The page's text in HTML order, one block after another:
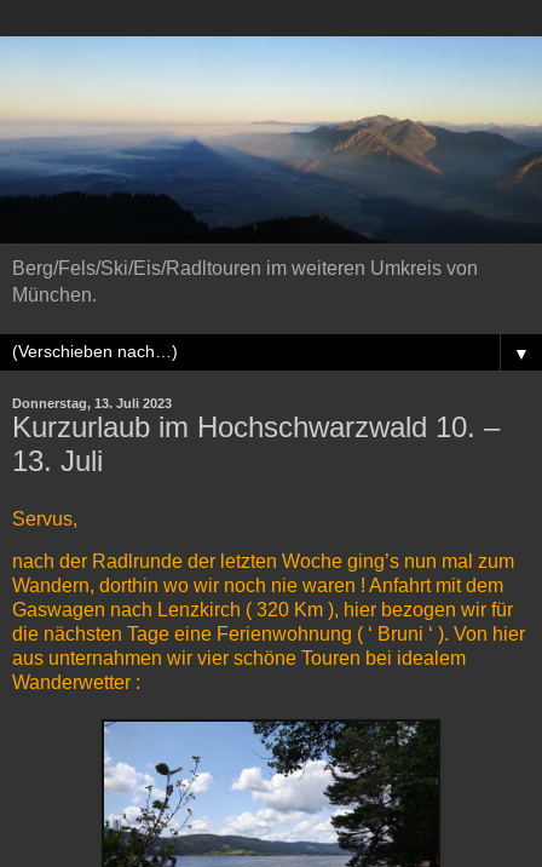
Berg/Fels/Ski/Eis/Radltouren im weiteren Umkreis von
München.
▼
Donnerstag, 13. Juli 2023
Kurzurlaub im Hochschwarzwald 10. –
13. Juli
Servus,
nach der Radlrunde der letzten Woche ging’s nun mal zum
Wandern, dorthin wo wir noch nie waren ! Anfahrt mit dem
Gaswagen nach Lenzkirch ( 320 Km ), hier bezogen wir für
die nächsten Tage eine Ferienwohnung ( ‘ Bruni ‘ ). Von hier
aus unternahmen wir vier schöne Touren bei idealem
Wanderwetter :